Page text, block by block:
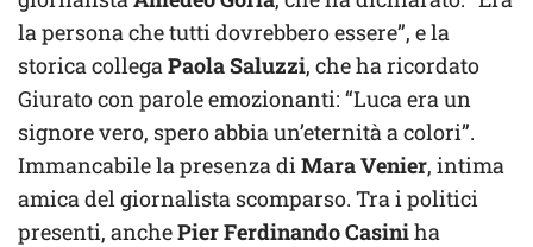
la persona che tutti dovrebbero essere”, e la
storica collega Paola Saluzzi, che ha ricordato
Giurato con parole emozionanti: “Luca era un
signore vero, spero abbia un’eternità a colori”.
Immancabile la presenza di Mara Venier, intima
amica del giornalista scomparso. Tra i politici
presenti, anchePier Ferdinando Casiniha